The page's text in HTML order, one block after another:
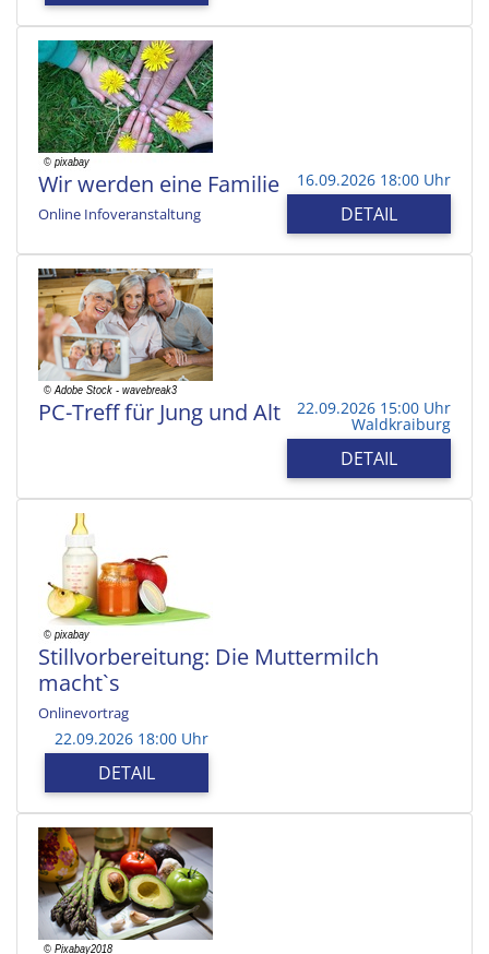
Wir werden eine Familie
Online Infoveranstaltung
16.09.2026 18:00 Uhr
DETAIL
PC-Treff für Jung und Alt 22.09.2026 15:00 Uhr
Waldkraiburg
DETAIL
Stillvorbereitung: Die Muttermilch
macht`s
Onlinevortrag
22.09.2026 18:00 Uhr
DETAIL